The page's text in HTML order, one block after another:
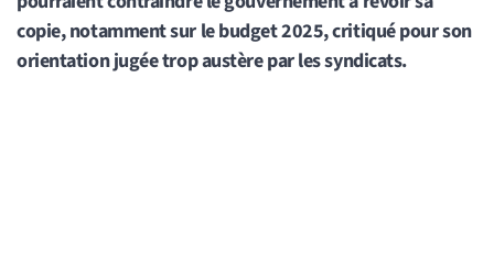
copie, notamment sur le budget 2025, critiqué pour son
orientation jugée trop austère par les syndicats.